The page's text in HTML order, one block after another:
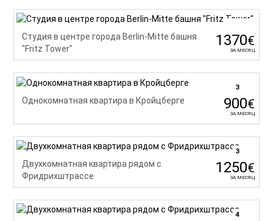
1370€
ЗА МЕСЯЦ
Студия в центре города Berlin-Mitte башня
"Fritz Tower"
3
900€
ЗА МЕСЯЦ
Однокомнатная квартира в Крoйцберге
3
1250€
ЗА МЕСЯЦ
Двухкомнатная квартира рядом с
Фридрихштрассе
4